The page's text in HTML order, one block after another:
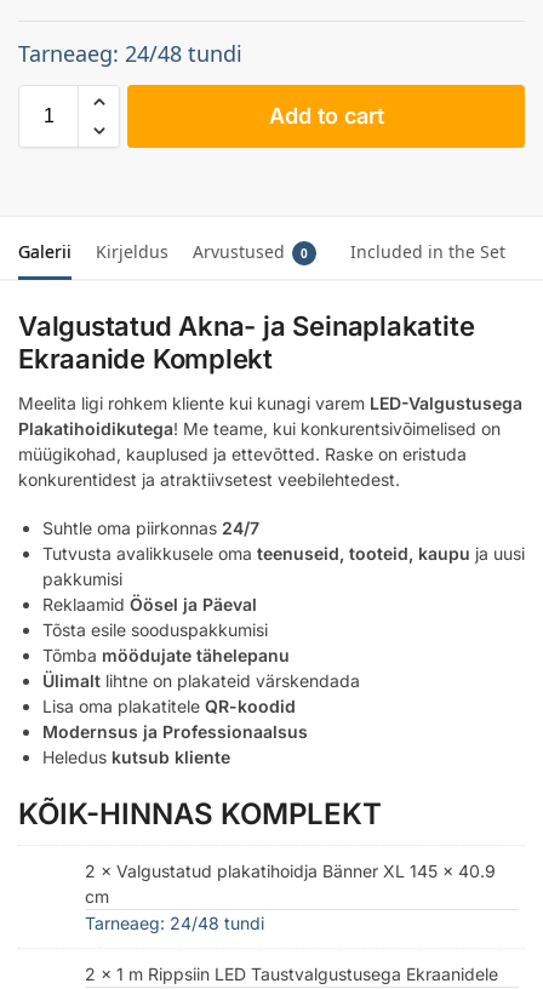
Tarneaeg: 24/48 tundi
Add to cart
Galerii Kirjeldus Arvustused 0 Included in the Set
Valgustatud Akna- ja Seinaplakatite
Ekraanide Komplekt
Meelita ligi rohkem kliente kui kunagi varem LED-Valgustusega
Plakatihoidikutega! Me teame, kui konkurentsivõimelised on
müügikohad, kauplused ja ettevõtted. Raske on eristuda
konkurentidest ja atraktiivsetest veebilehtedest.
Suhtle oma piirkonnas 24/7
Tutvusta avalikkusele oma teenuseid, tooteid, kaupu ja uusi
pakkumisi
Reklaamid Öösel ja Päeval
Tõsta esile sooduspakkumisi
Tõmba möödujate tähelepanu
Ülimalt lihtne on plakateid värskendada
Lisa oma plakatitele QR-koodid
Modernsus ja Professionaalsus
Heledus kutsub kliente
KÕIK-HINNAS KOMPLEKT
2 × Valgustatud plakatihoidja Bänner XL 145 x 40.9
cm
Tarneaeg: 24/48 tundi
2 × 1 m Rippsiin LED Taustvalgustusega Ekraanidele